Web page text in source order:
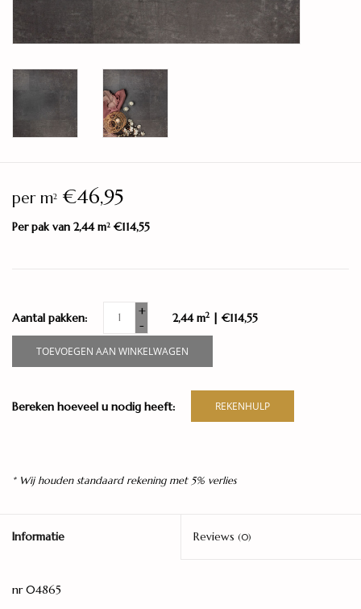
per m2 €46,95
Per pak van 2,44 m2 €114,55
Aantal pakken:
+
-
2,44 m2 | €114,55
TOEVOEGEN AAN WINKELWAGEN
Bereken hoeveel u nodig heeft: REKENHULP
* Wij houden standaard rekening met 5% verlies
Informatie Reviews (0)
nr 04865